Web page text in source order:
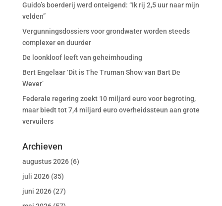
Guido’s boerderij werd onteigend: “Ik rij 2,5 uur naar mijn
velden”
Vergunningsdossiers voor grondwater worden steeds
complexer en duurder
De loonkloof leeft van geheimhouding
Bert Engelaar ‘Dit is The Truman Show van Bart De
Wever’
Federale regering zoekt 10 miljard euro voor begroting,
maar biedt tot 7,4 miljard euro overheidssteun aan grote
vervuilers
Archieven
augustus 2026(6)
juli 2026(35)
juni 2026(27)